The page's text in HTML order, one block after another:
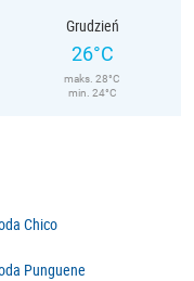
Grudzień
26°C
maks. 28°C
min. 24°C
Chico
Punguene